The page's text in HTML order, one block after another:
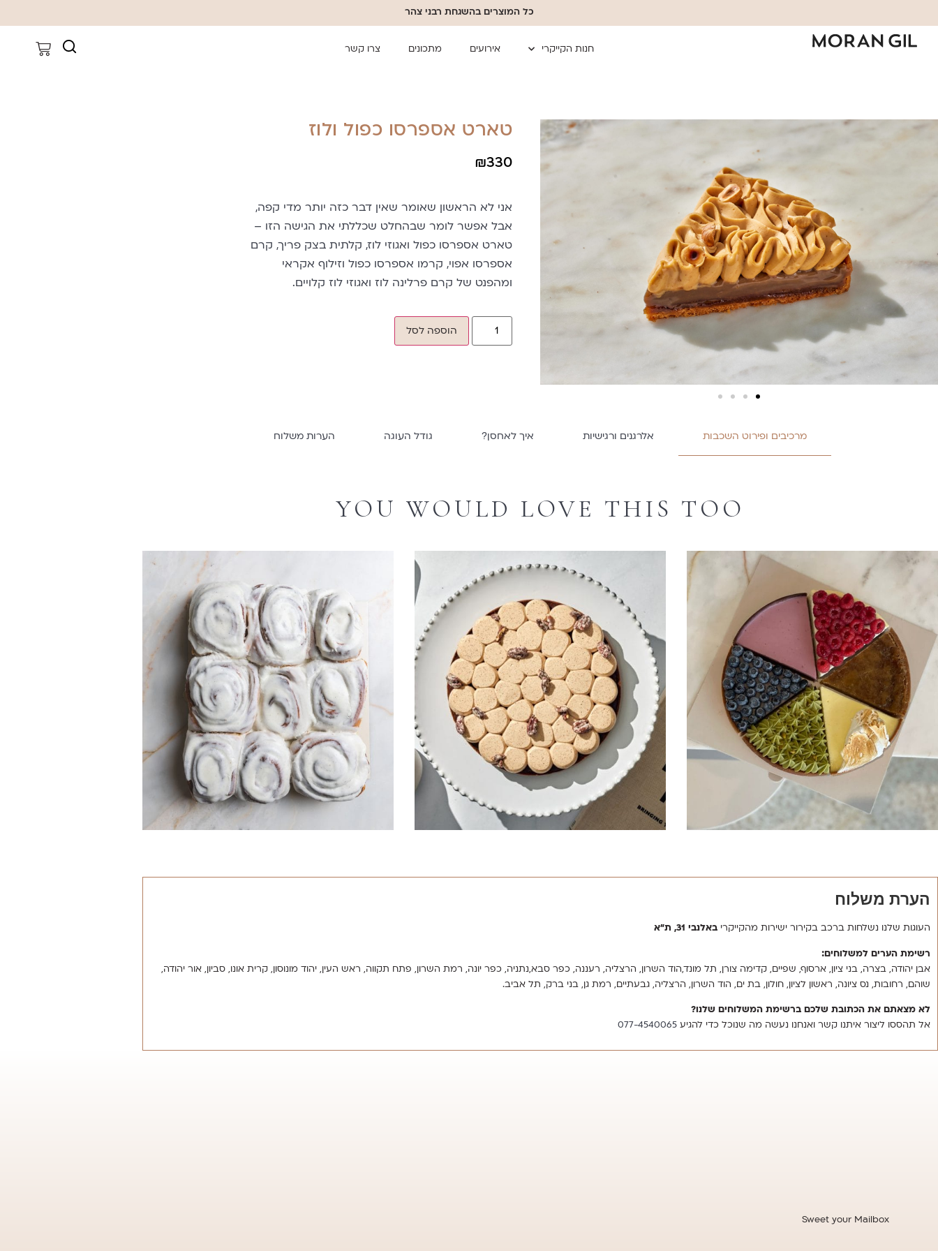
כל המוצרים בהשגחת רבני צהר
חנות הקייקרי אירועים מתכונים צרו קשר
טארט אספרסו כפול ולוז
₪330
אני לא הראשון שאומר שאין דבר כזה יותר מדי קפה,
אבל אפשר לומר שבהחלט שכללתי את הגישה הזו –
טארט אספרסו כפול ואגוזי לוז, קלתית בצק פריך, קרם
אספרסו אפוי, קרמו אספרסו כפול וזילוף אקראי
ומהפנט של קרם פרלינה לוז ואגוזי לוז קלויים.
הוספה לסל
מרכיבים ופירוט השכבות אלרגנים ורגישיות איך לאחסן? גודל העוגה הערות משלוח
YOU WOULD LOVE THIS TOO
עוגת הגאווה
360
הוספה לסל
טארט שני שוקולדים ופרלינה פקאן
הוספה לסל
מארז סינמון-רול משפחתי
₪220
הוספה לסל
הערת משלוח
העוגות שלנו נשלחות ברכב בקירור ישירות מהקייקרי באלנבי 31, ת”א
רשימת הערים למשלוחים:
אבן יהודה, בצרה, בני ציון, ארסוף, שפיים, קדימה צורן, תל מונד,הוד השרון, הרצליה, רעננה, כפר סבא,נתניה, כפר יונה, רמת השרון, פתח תקווה, ראש העין, יהוד מונוסון, קרית אונו, סביון, אור יהודה,
שוהם, רחובות, נס ציונה, ראשון לציון, חולון, בת ים, הוד השרון, הרצליה, גבעתיים, רמת גן, בני ברק, תל אביב.
לא מצאתם את הכתובת שלכם ברשימת המשלוחים שלנו?
אל תהססו ליצור איתנו קשר ואנחנו נעשה מה שנוכל כדי להגיע ‭077-4540065‬
Sweet your Mailbox